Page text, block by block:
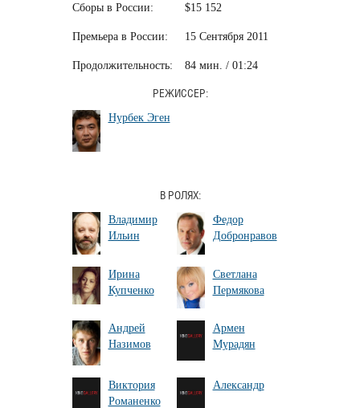
Сборы в России: $15 152
Премьера в России: 15 Сентября 2011
Продолжительность: 84 мин. / 01:24
РЕЖИССЕР:
Нурбек Эген
В РОЛЯХ:
Владимир
Ильин
Федор
Добронравов
Ирина
Купченко
Светлана
Пермякова
Андрей
Назимов
Армен
Мурадян
Виктория
Романенко
Александр